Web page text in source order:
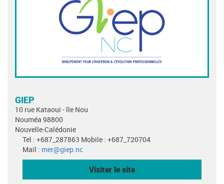
GIEP
10 rue Kataoui - île Nou
Nouméa 98800
Nouvelle-Calédonie
Tel : +687_287863 Mobile : +687_720704
Mail : mer@giep.nc
Visiter le site